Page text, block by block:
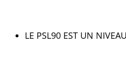
LE PSL90 EST UN